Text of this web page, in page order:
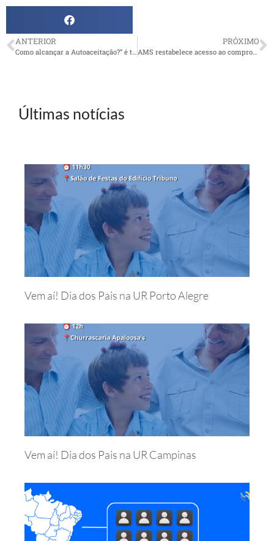
ANTERIOR PRÓXIMO
AMS restabelece acesso ao comprovante anual de retenção de despesas médicas e ao extrato de reembolso
Últimas notícias
Vem aí! Dia dos Pais na UR Porto Alegre
Vem aí! Dia dos Pais na UR Campinas